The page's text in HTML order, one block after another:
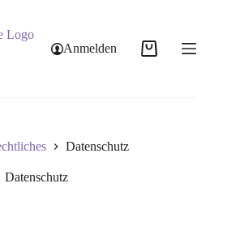
Anmelden
Datenschutz
Datenschutz